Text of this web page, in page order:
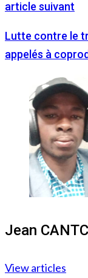
article suivant
Lutte contre le
appelés à
Jean
View articles